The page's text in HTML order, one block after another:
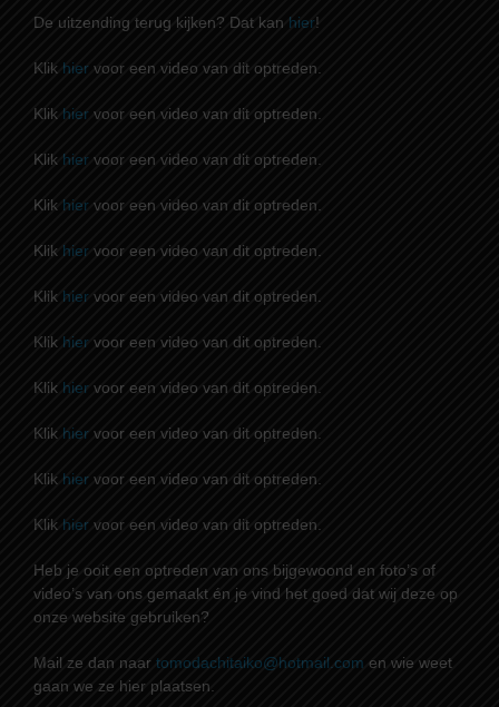
De uitzending terug kijken? Dat kan hier!
Klik hier voor een video van dit optreden.
Klik hier voor een video van dit optreden.
Klik hier voor een video van dit optreden.
Klik hier voor een video van dit optreden.
Klik hier voor een video van dit optreden.
Klik hier voor een video van dit optreden.
Klik hier voor een video van dit optreden.
Klik hier voor een video van dit optreden.
Klik hier voor een video van dit optreden.
Klik hier voor een video van dit optreden.
Klik hier voor een video van dit optreden.
Heb je ooit een optreden van ons bijgewoond en foto’s of
video’s van ons gemaakt én je vind het goed dat wij deze op
onze website gebruiken?
Mail ze dan naar tomodachitaiko@hotmail.com en wie weet
gaan we ze hier plaatsen.